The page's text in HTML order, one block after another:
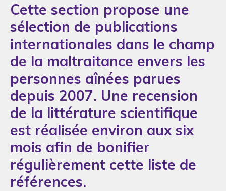
Cette section propose une
sélection de publications
internationales dans le champ
de la maltraitance envers les
personnes aînées parues
depuis 2007. Une recension
de la littérature scientifique
est réalisée environ aux six
mois afin de bonifier
régulièrement cette liste de
références.